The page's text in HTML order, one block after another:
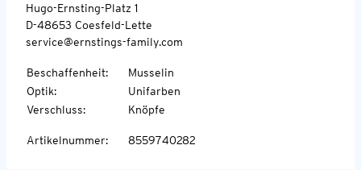
Hugo-Ernsting-Platz 1
D-48653 Coesfeld-Lette
service@ernstings-family.com
Beschaffenheit:
Musselin
Optik:
Unifarben
Verschluss: Knöpfe
Artikelnummer: 8559740282